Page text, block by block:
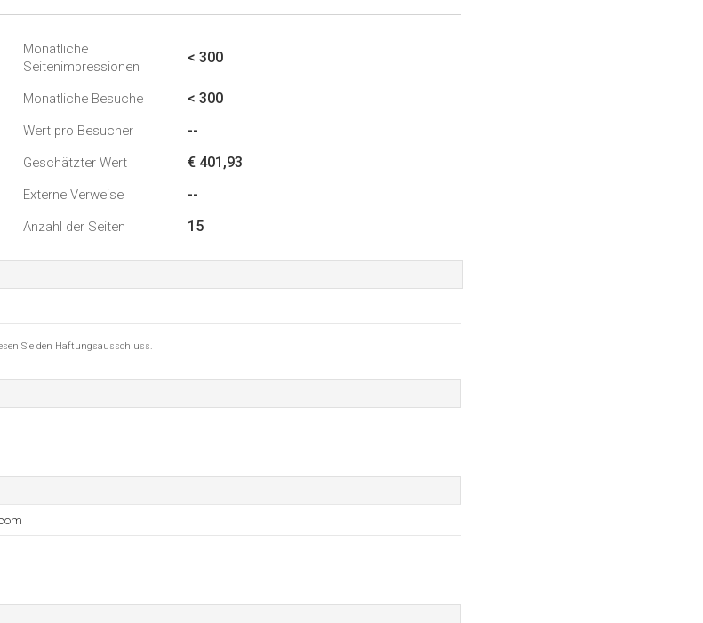
Monatliche
Seitenimpressionen
< 300
Monatliche Besuche < 300
Wert pro Besucher --
Geschätzter Wert € 401,93
Externe Verweise --
Anzahl der Seiten 15
Sie den Haftungsausschluss.